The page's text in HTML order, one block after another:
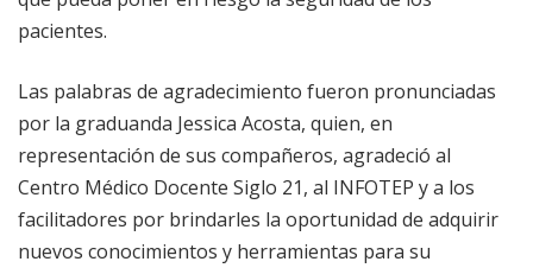
pacientes.
Las palabras de agradecimiento fueron pronunciadas
por la graduanda Jessica Acosta, quien, en
representación de sus compañeros, agradeció al
Centro Médico Docente Siglo 21, al INFOTEP y a los
facilitadores por brindarles la oportunidad de adquirir
nuevos conocimientos y herramientas para su